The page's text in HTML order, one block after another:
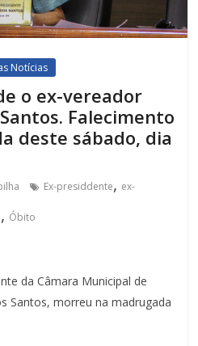
Notícias
o ex-vereador
Falecimento
deste sábado, dia
Ex-presiddente, ex-
, Óbito
da Câmara Municipal de
Santos, morreu na madrugada